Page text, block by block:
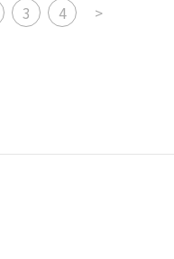
3 4 >